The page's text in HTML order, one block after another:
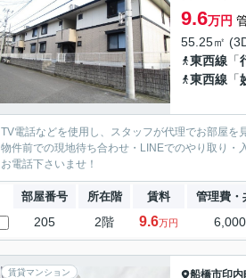
9.6万円
55.25㎡
東西線 「
東西線 「
TV電話などを使用し、スタッフが代理でお部屋を
物件前での現地待ち合わせ・LINEでのやり取り
お電話下さいませ！
部屋番号 所在階 賃料 管理費・
205 2階 9.6万円
賃貸マンション 船橋市印内